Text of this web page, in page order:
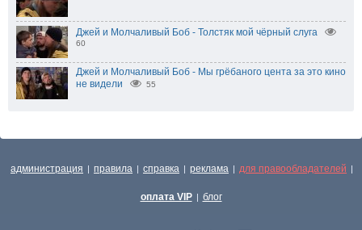
Джей и Молчаливый Боб - Толстяк мой чёрный слуга
60
Джей и Молчаливый Боб - Мы грёбаного цента за это кино
не видели
55
администрация | правила | справка | реклама | для правообладателей |
оплата VIP | блог